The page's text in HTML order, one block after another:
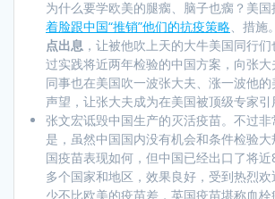
为什么要学欧美的腿瘸、脑子也瘸？美
着脸跟中国“推销”他们的抗疫策略、措施
点出息 ，让被他吹上天的大牛美国同行
过实践将近两年检验的中国方案，向张
同事也在美国吹一波张大夫、涨一波他
声望，让张大夫成为在美国被顶级专家引
张文宏诋毁中国生产的灭活疫苗。不过非
是，虽然中国国内没有机会和条件检验
国疫苗表现如何，但中国已经出口了将
多个国家和地区，效果良好，受到热烈
少不比欧美的疫苗差，英国疫苗堪称血栓